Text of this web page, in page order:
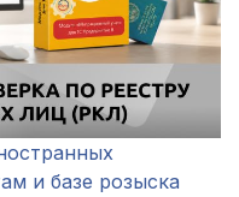
и базе розыска